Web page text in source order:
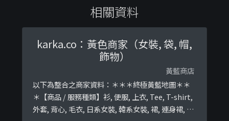
相關資料
karka.co：黃色商家（女裝, 袋, 帽,
飾物）
黃藍商店
以下為整合之商家資料：＊＊＊終極黃藍地圖＊＊
＊【商品 / 服務種類】衫, 便服, 上衣, Tee, T-shirt,
外套, 背心, 毛衣, 日系女裝, 韓系女裝, 裙, 連身裙, 長